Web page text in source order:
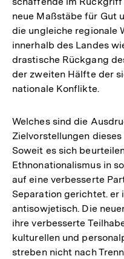
neue Maßstäbe für Gut
die ungleiche regionale
innerhalb des Landes
drastische Rückgang
der zweiten Hälfte der
nationale Konflikte.
Welches sind die
Zielvorstellungen
Soweit es sich
Ethnonationalismus in
auf eine verbesserte
Separation gerichtet. er
antisowjetisch. Die
ihre verbesserte
kulturellen und
streben nicht nach